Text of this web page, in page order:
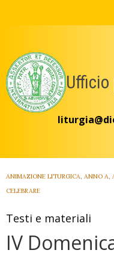
ANIMAZIONE LITURGICA, ANNO A,
CELEBRARE
Testi e materiali
IV